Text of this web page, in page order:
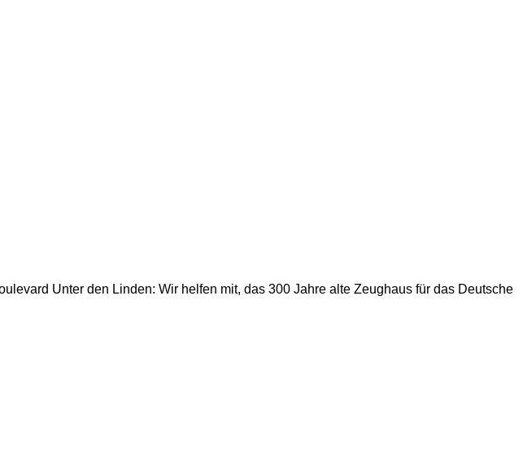
Unter den Linden: Wir helfen mit, das 300 Jahre alte Zeughaus für das Deutsche